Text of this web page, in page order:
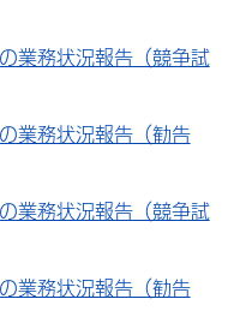
業務状況報告（競争試
業務状況報告（勧告
業務状況報告（競争試
業務状況報告（勧告